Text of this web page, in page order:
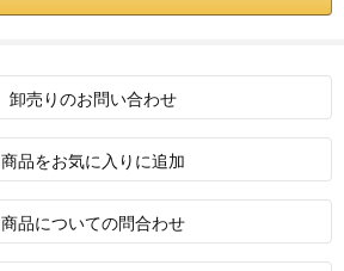
卸売りのお問い合わせ
商品をお気に入りに追加
商品についての問合わせ